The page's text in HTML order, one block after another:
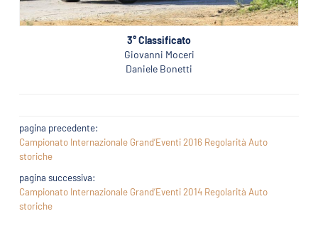
3° Classificato
Giovanni Moceri
Daniele Bonetti
pagina precedente:
Campionato Internazionale Grand’Eventi 2016 Regolarità Auto
storiche
pagina successiva:
Campionato Internazionale Grand’Eventi 2014 Regolarità Auto
storiche